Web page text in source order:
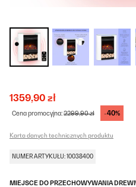
1359,90 zł
Cena promocyjna:2299,90 zł -40%
Karta danych technicznych produktu
NUMER ARTYKUŁU: 10038400
MIEJSCE DO PRZECHOWYWANIA